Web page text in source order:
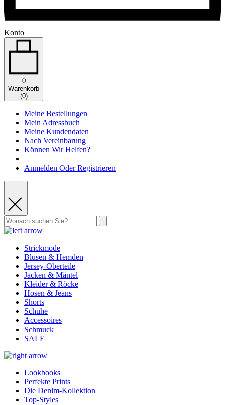
Konto
0
Warenkorb
(0)
Meine Bestellungen
Mein Adressbuch
Meine Kundendaten
Nach Vereinbarung
Können Wir Helfen?
Anmelden Oder Registrieren
Strickmode
Blusen & Hemden
Jersey-Oberteile
Jacken & Mäntel
Kleider & Röcke
Hosen & Jeans
Shorts
Schuhe
Accessoires
Schmuck
SALE
Lookbooks
Perfekte Prints
Die Denim-Kollektion
Top-Styles